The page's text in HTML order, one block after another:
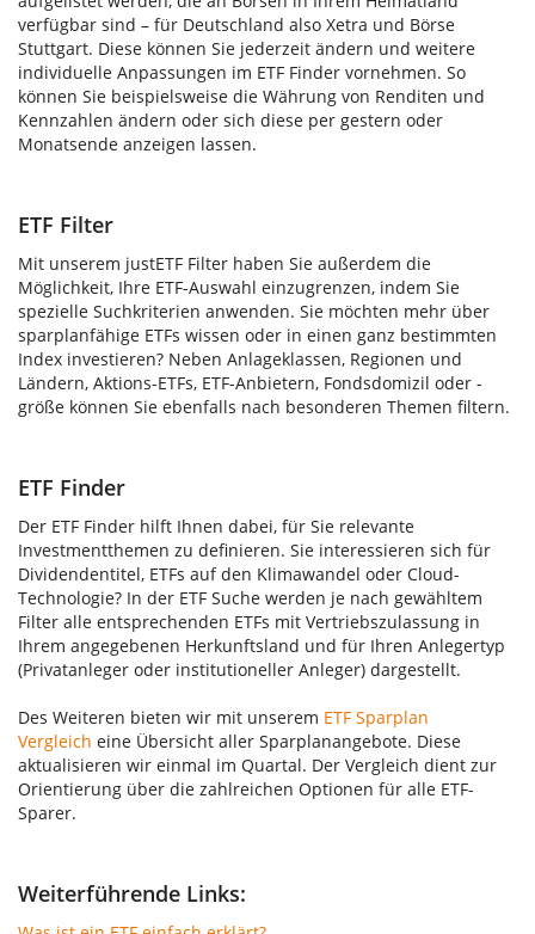
verfügbar sind – für Deutschland also Xetra und Börse
Stuttgart. Diese können Sie jederzeit ändern und weitere
individuelle Anpassungen im ETF Finder vornehmen. So
können Sie beispielsweise die Währung von Renditen und
Kennzahlen ändern oder sich diese per gestern oder
Monatsende anzeigen lassen.
ETF Filter
Mit unserem justETF Filter haben Sie außerdem die
Möglichkeit, Ihre ETF-Auswahl einzugrenzen, indem Sie
spezielle Suchkriterien anwenden. Sie möchten mehr über
sparplanfähige ETFs wissen oder in einen ganz bestimmten
Index investieren? Neben Anlageklassen, Regionen und
Ländern, Aktions-ETFs, ETF-Anbietern, Fondsdomizil oder -
größe können Sie ebenfalls nach besonderen Themen filtern.
ETF Finder
Der ETF Finder hilft Ihnen dabei, für Sie relevante
Investmentthemen zu definieren. Sie interessieren sich für
Dividendentitel, ETFs auf den Klimawandel oder Cloud-
Technologie? In der ETF Suche werden je nach gewähltem
Filter alle entsprechenden ETFs mit Vertriebszulassung in
Ihrem angegebenen Herkunftsland und für Ihren Anlegertyp
(Privatanleger oder institutioneller Anleger) dargestellt.
Des Weiteren bieten wir mit unserem ETF Sparplan
Vergleich eine Übersicht aller Sparplanangebote. Diese
aktualisieren wir einmal im Quartal. Der Vergleich dient zur
Orientierung über die zahlreichen Optionen für alle ETF-
Sparer.
Weiterführende Links: